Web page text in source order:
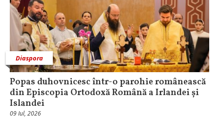
Diaspora
Popas duhovnicesc într-o parohie românească
din Episcopia Ortodoxă Română a Irlandei și
Islandei
09 Iul, 2026